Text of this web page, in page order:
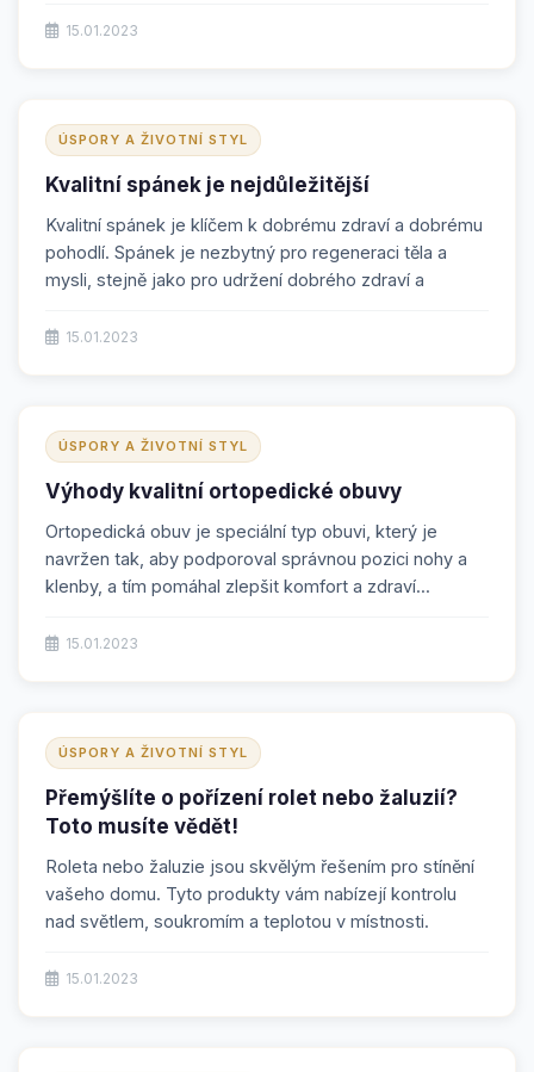
15.01.2023
ÚSPORY A ŽIVOTNÍ STYL
Kvalitní spánek je nejdůležitější
Kvalitní spánek je klíčem k dobrému zdraví a dobrému
pohodlí. Spánek je nezbytný pro regeneraci těla a
mysli, stejně jako pro udržení dobrého zdraví a
15.01.2023
ÚSPORY A ŽIVOTNÍ STYL
Výhody kvalitní ortopedické obuvy
Ortopedická obuv je speciální typ obuvi, který je
navržen tak, aby podporoval správnou pozici nohy a
klenby, a tím pomáhal zlepšit komfort a zdraví...
15.01.2023
ÚSPORY A ŽIVOTNÍ STYL
Přemýšlíte o pořízení rolet nebo žaluzií?
Toto musíte vědět!
Roleta nebo žaluzie jsou skvělým řešením pro stínění
vašeho domu. Tyto produkty vám nabízejí kontrolu
nad světlem, soukromím a teplotou v místnosti.
15.01.2023